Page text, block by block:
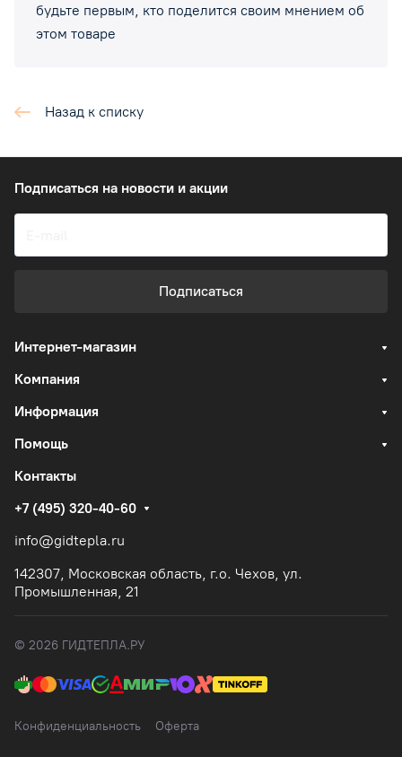
будьте первым, кто поделится своим мнением об
этом товаре
Назад к списку
Подписаться на новости и акции
Подписаться
Интернет-магазин
Компания
Информация
Помощь
Контакты
+7 (495) 320-40-60
info@gidtepla.ru
142307, Московская область, г.о. Чехов, ул.
Промышленная, 21
© 2026 ГИДТЕПЛА.РУ
Конфиденциальность Оферта